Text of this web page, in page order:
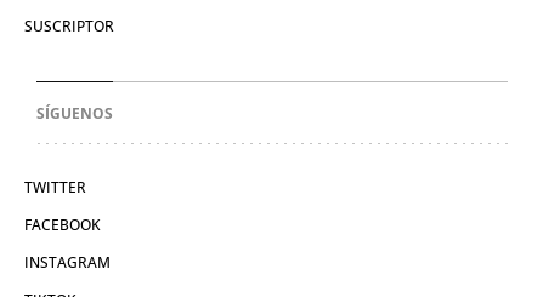
SUSCRIPTOR
SÍGUENOS
TWITTER
FACEBOOK
INSTAGRAM